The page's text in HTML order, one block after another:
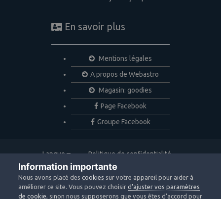
En savoir plus
Mentions légales
A propos de Webastro
Magasin: goodies
Page Facebook
Groupe Facebook
Langue
Politique de confidentialité
Nous contacter
Copyright © 2020 Webastro
Powered by Invision Community
Information importante
Nous avons placé descookies sur votre appareil pour aider à
améliorer ce site. Vous pouvez choisird’ajuster vos paramètres
de cookie, sinon nous supposerons que vous êtes d’accord pour